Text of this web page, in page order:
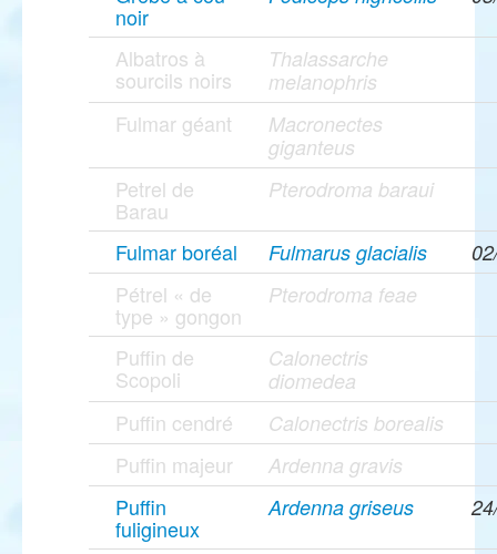
noir
Albatros à
sourcils noirs
Thalassarche
melanophris
Fulmar géant
Macronectes
giganteus
Petrel de
Barau
Pterodroma baraui
Fulmar boréal Fulmarus glacialis
Pétrel « de
type » gongon
Pterodroma feae
Puffin de
Scopoli
Calonectris
diomedea
Puffin cendré Calonectris borealis
Puffin majeur Ardenna gravis
Puffin
fuligineux
Ardenna griseus